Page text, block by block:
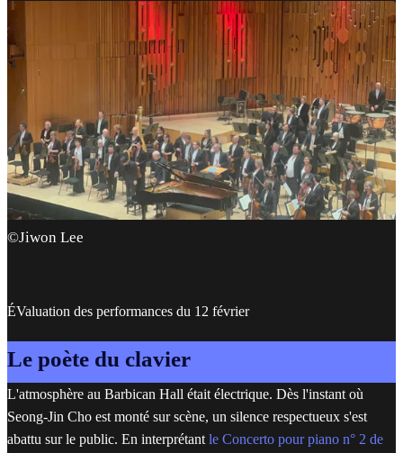
©Jiwon Lee
ÉValuation des performances du 12 février
Le poète du clavier
L'atmosphère au Barbican Hall était électrique. Dès l'instant où
Seong-Jin Cho est monté sur scène, un silence respectueux s'est
abattu sur le public. En interprétant le Concerto pour piano n° 2 de